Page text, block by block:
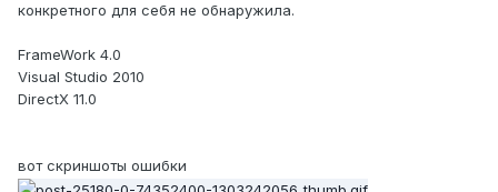
конкретного для себя не обнаружила.
FrameWork 4.0
Visual Studio 2010
DirectX 11.0
вот скриншоты ошибки